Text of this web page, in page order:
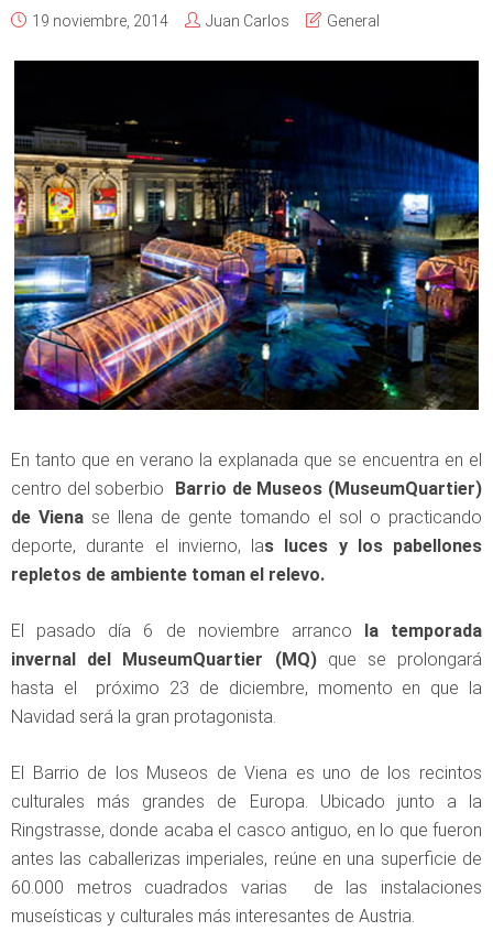
19 noviembre, 2014 Juan Carlos General
En tanto que en verano la explanada que se encuentra en el
centro del soberbio Barrio de Museos (MuseumQuartier)
de Viena se llena de gente tomando el sol o practicando
deporte, durante el invierno, las luces y los pabellones
repletos de ambiente toman el relevo.
El pasado día 6 de noviembre arranco la temporada
invernal del MuseumQuartier (MQ)que se prolongará
hasta el próximo 23 de diciembre, momento en que la
Navidad será la gran protagonista.
El Barrio de los Museos de Viena es uno de los recintos
culturales más grandes de Europa. Ubicado junto a la
Ringstrasse, donde acaba el casco antiguo, en lo que fueron
antes las caballerizas imperiales, reúne en una superficie de
60.000 metros cuadrados varias de las instalaciones
museísticas y culturales más interesantes de Austria.